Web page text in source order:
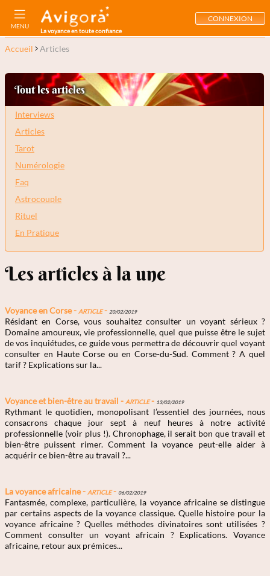
MENU
La voyance en toute confiance
CONNEXION
Accueil Articles
Tout les articles
Interviews
Articles
Tarot
Numérologie
Faq
Astrocouple
Rituel
En Pratique
Les articles à la une
Voyance en Corse -Article- 20/02/2019
Résidant en Corse, vous souhaitez consulter un voyant sérieux ?
Domaine amoureux, vie professionnelle, quel que puisse être le sujet
de vos inquiétudes, ce guide vous permettra de découvrir quel voyant
consulter en Haute Corse ou en Corse-du-Sud. Comment ? A quel
tarif ? Explications sur la...
Voyance et bien-être au travail -Article- 13/02/2019
Rythmant le quotidien, monopolisant l’essentiel des journées, nous
consacrons chaque jour sept à neuf heures à notre activité
professionnelle (voir plus !). Chronophage, il serait bon que travail et
bien-être puissent rimer. Comment la voyance peut-elle aider à
acquérir ce bien-être au travail ?...
La voyance africaine -Article- 06/02/2019
Fantasmée, complexe, particulière, la voyance africaine se distingue
par certains aspects de la voyance classique. Quelle histoire pour la
voyance africaine ? Quelles méthodes divinatoires sont utilisées ?
Comment consulter un voyant africain ? Explications. Voyance
africaine, retour aux prémices...